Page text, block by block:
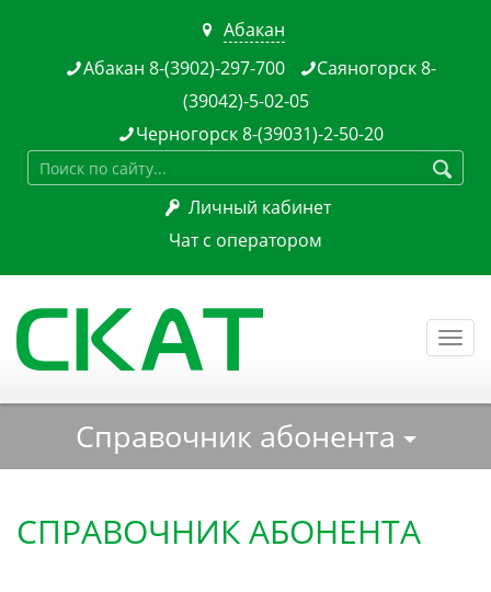
 Абакан
Абакан 8-(3902)-297-700 Саяногорск 8-
(39042)-5-02-05
Черногорск 8-(39031)-2-50-20

 Личный кабинет
Чат с оператором
Справочник абонента
СПРАВОЧНИК АБОНЕНТА